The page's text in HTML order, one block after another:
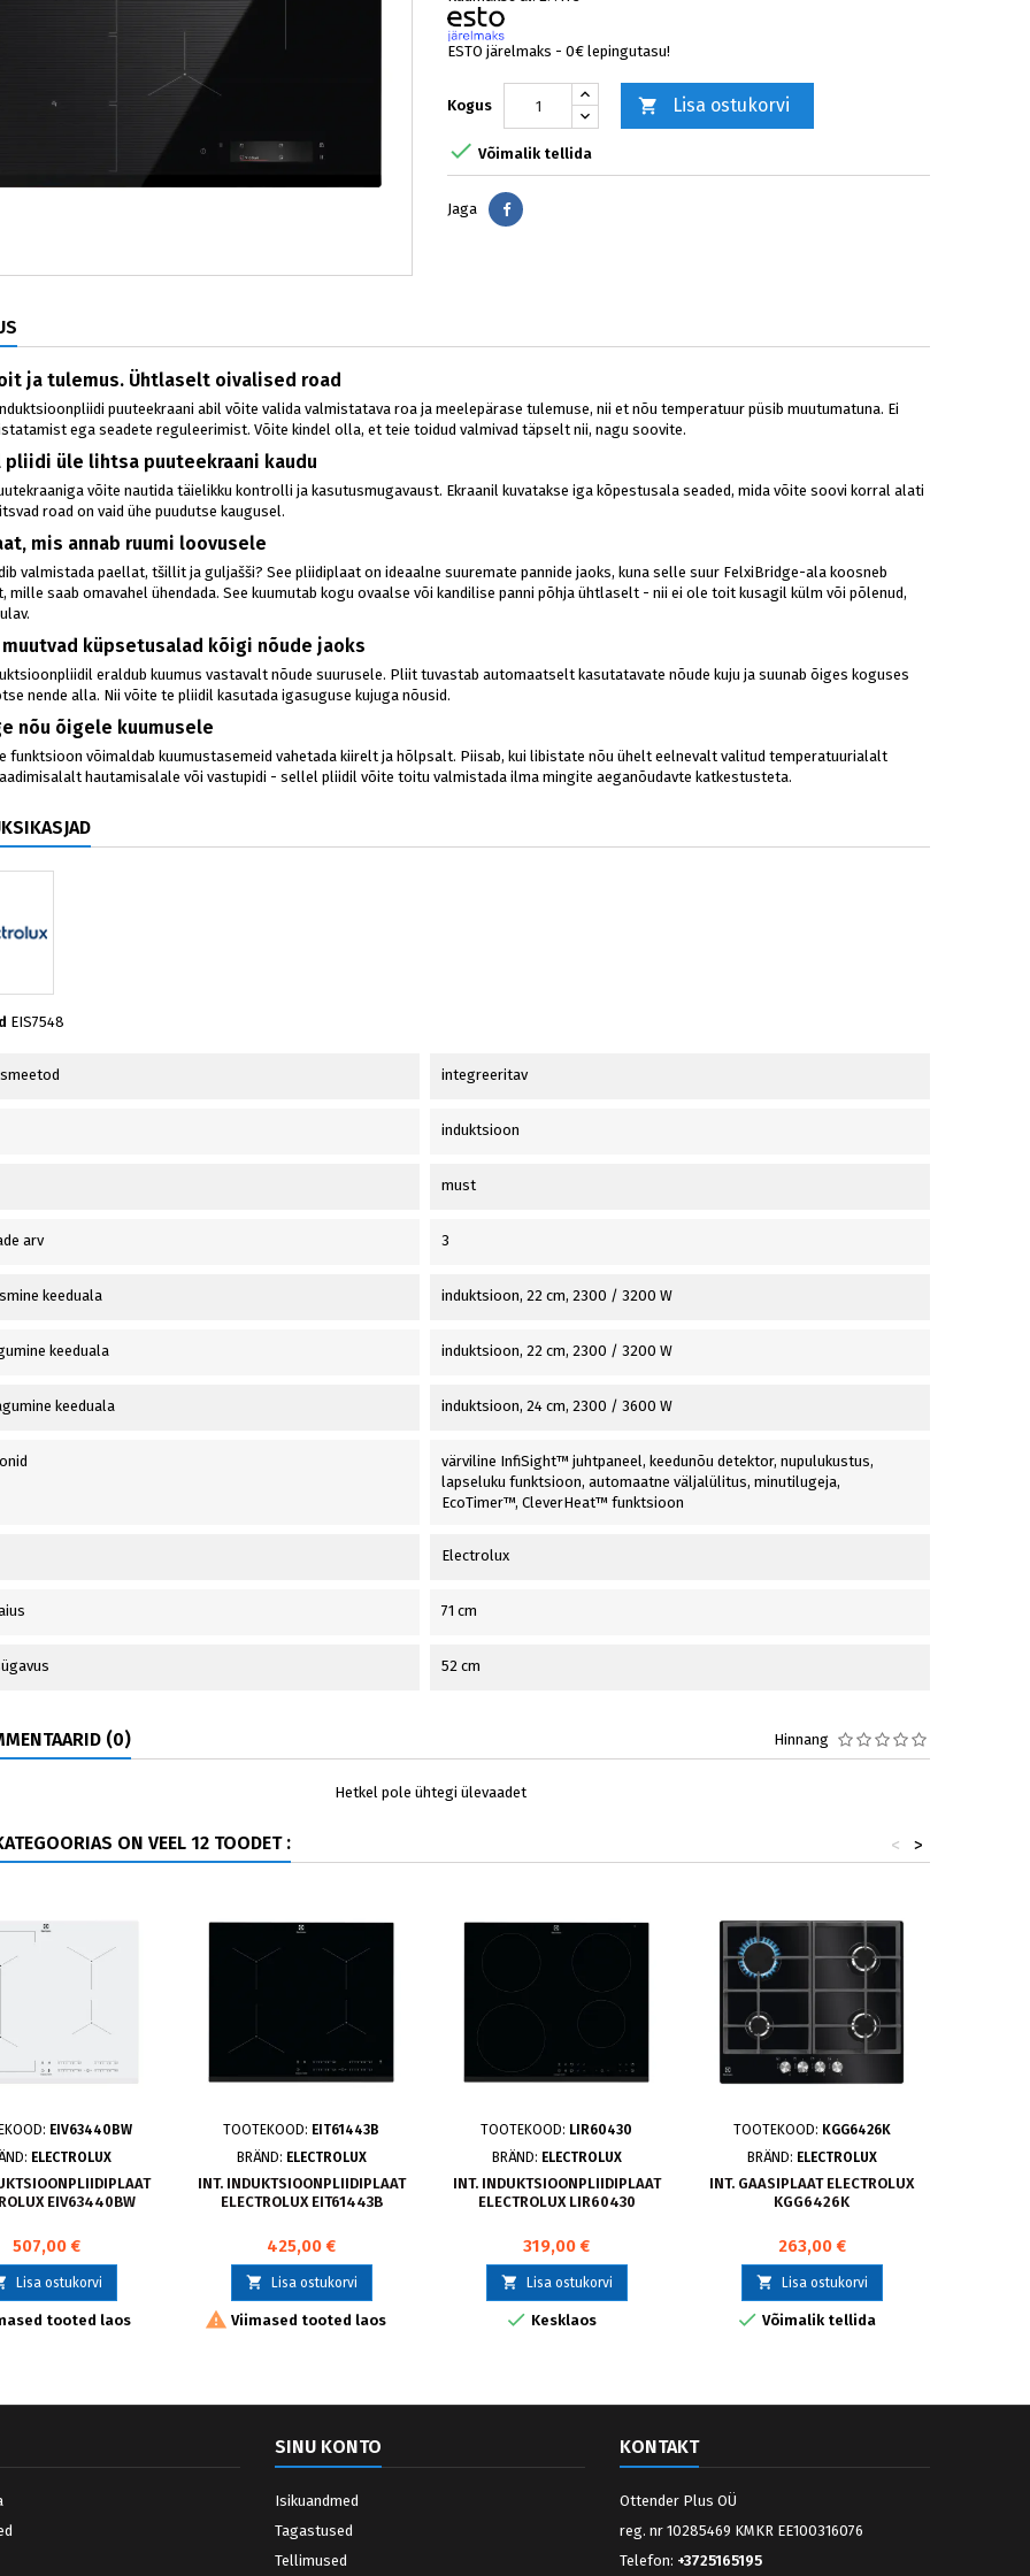
ESTO järelmaks - 0€ lepingutasu!
Kogus  Lisa ostukorvi
 Võimalik tellida
Jaga Jaga
ja tulemus. Ühtlaselt oivalised road
puuteekraani abil võite valida valmistatava roa ja meelepärase tulemuse, nii et nõu temperatuur püsib muutumatuna. Ei
ega seadete reguleerimist. Võite kindel olla, et teie toidud valmivad täpselt nii, nagu soovite.
pliidi üle lihtsa puuteekraani kaudu
võite nautida täielikku kontrolli ja kasutusmugavaust. Ekraanil kuvatakse iga kõpestusala seaded, mida võite soovi korral alati
road on vaid ühe puudutse kaugusel.
mis annab ruumi loovusele
valmistada paellat, tšillit ja guljašši? See pliidiplaat on ideaalne suuremate pannide jaoks, kuna selle suur FelxiBridge-ala koosneb
mille saab omavahel ühendada. See kuumutab kogu ovaalse või kandilise panni põhja ühtlaselt - nii ei ole toit kusagil külm või põlenud,
küpsetusalad kõigi nõude jaoks
eraldub kuumus vastavalt nõude suurusele. Pliit tuvastab automaatselt kasutatavate nõude kuju ja suunab õiges koguses
nende alla. Nii võite te pliidil kasutada igasuguse kujuga nõusid.
nõu õigele kuumusele
funktsioon võimaldab kuumustasemeid vahetada kiirelt ja hõlpsalt. Piisab, kui libistate nõu ühelt eelnevalt valitud temperatuurialalt
hautamisalale või vastupidi - sellel pliidil võite toitu valmistada ilma mingite aeganõudavte katkestusteta.
EIS7548
integreeritav
induktsioon
must
arv 3
keeduala induktsioon, 22 cm, 2300 / 3200 W
keeduala induktsioon, 22 cm, 2300 / 3200 W
keeduala induktsioon, 24 cm, 2300 / 3600 W
värviline InfiSight™ juhtpaneel, keedunõu detektor, nupulukustus,
lapseluku funktsioon, automaatne väljalülitus, minutilugeja,
EcoTimer™, CleverHeat™ funktsioon
Electrolux
71 cm
52 cm
(0) Hinnang
Hetkel pole ühtegi ülevaadet
ON VEEL 12 TOODET : >
<
EIV63440BW
ELECTROLUX
EIV63440BW
507,00 €
Lisa ostukorvi
tooted laos
TOOTEKOOD: EIT61443B
BRÄND: ELECTROLUX
INT. INDUKTSIOONPLIIDIPLAAT
ELECTROLUX EIT61443B
425,00 €
 Lisa ostukorvi
 Viimased tooted laos
TOOTEKOOD: LIR60430
BRÄND: ELECTROLUX
INT. INDUKTSIOONPLIIDIPLAAT
ELECTROLUX LIR60430
319,00 €
 Lisa ostukorvi
 Kesklaos
TOOTEKOOD: KGG6426K
BRÄND: ELECTROLUX
INT. GAASIPLAAT ELECTROLUX
KGG6426K
263,00 €
 Lisa ostukorvi
 Võimalik tellida
SINU KONTO
Isikuandmed
Tagastused
Tellimused
KONTAKT
Ottender Plus OÜ
reg. nr 10285469 KMKR EE100316076
Telefon: +3725165195